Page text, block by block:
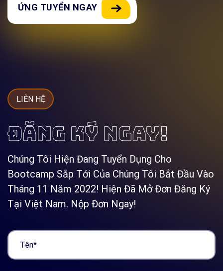
ỨNG TUYỂN NGAY
LIÊN HỆ
ĐĂNG KÝ NGAY!
Chúng Tôi Hiện Đang Tuyển Dụng Cho
Bootcamp Sắp Tới Của Chúng Tôi Bắt Đầu Vào
Tháng 11 Năm 2022! Hiện Đã Mở Đơn Đăng Ký
Tại Việt Nam. Nộp Đơn Ngay!